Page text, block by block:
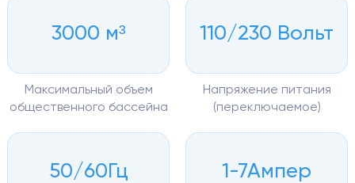
3000 м³
Максимальный объем
общественного бассейна
110/230 Вольт
Напряжение питания
(переключаемое)
50/60Гц 1-7Ампер